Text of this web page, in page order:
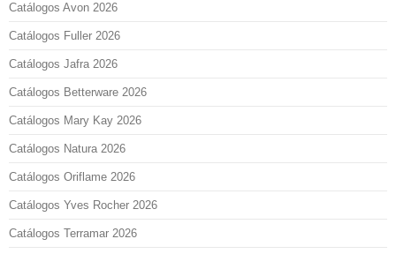
Catálogos Avon 2026
Catálogos Fuller 2026
Catálogos Jafra 2026
Catálogos Betterware 2026
Catálogos Mary Kay 2026
Catálogos Natura 2026
Catálogos Oriflame 2026
Catálogos Yves Rocher 2026
Catálogos Terramar 2026